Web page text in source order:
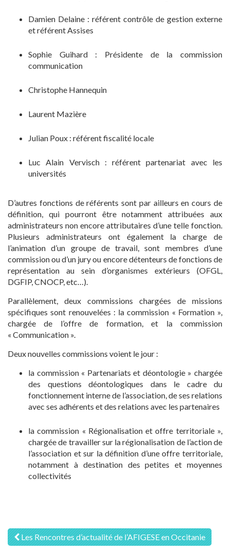
Damien Delaine : référent contrôle de gestion externe
et référent Assises
Sophie Guihard : Présidente de la commission
communication
Christophe Hannequin
Laurent Mazière
Julian Poux : référent fiscalité locale
Luc Alain Vervisch : référent partenariat avec les
universités
D’autres fonctions de référents sont par ailleurs en cours de
définition, qui pourront être notamment attribuées aux
administrateurs non encore attributaires d’une telle fonction.
Plusieurs administrateurs ont également la charge de
l’animation d’un groupe de travail, sont membres d’une
commission ou d’un jury ou encore détenteurs de fonctions de
représentation au sein d’organismes extérieurs (OFGL,
DGFIP, CNOCP, etc…).
Parallèlement, deux commissions chargées de missions
spécifiques sont renouvelées : la commission « Formation »,
chargée de l’offre de formation, et la commission
« Communication ».
Deux nouvelles commissions voient le jour :
la commission « Partenariats et déontologie » chargée
des questions déontologiques dans le cadre du
fonctionnement interne de l’association, de ses relations
avec ses adhérents et des relations avec les partenaires
la commission « Régionalisation et offre territoriale »,
chargée de travailler sur la régionalisation de l’action de
l’association et sur la définition d’une offre territoriale,
notamment à destination des petites et moyennes
collectivités
Navigation
Les Rencontres d’actualité de l’AFIGESE en Occitanie